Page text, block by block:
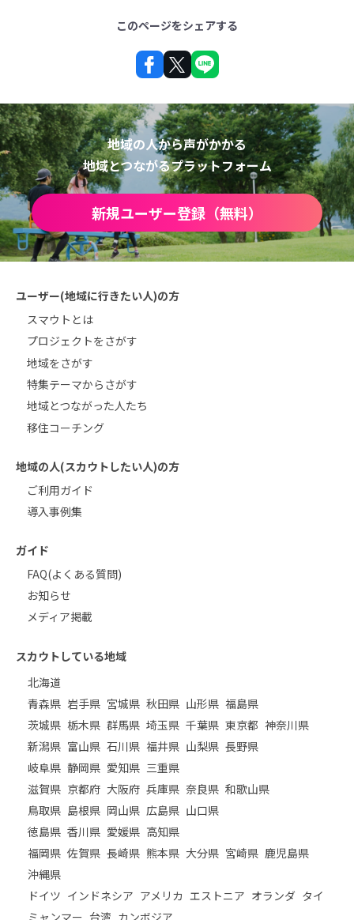
このページをシェアする
地域の人から声がかかる
地域とつながるプラットフォーム
新規ユーザー登録（無料）
ユーザー(地域に行きたい人)の方
スマウトとは
プロジェクトをさがす
地域をさがす
特集テーマからさがす
地域とつながった人たち
移住コーチング
地域の人(スカウトしたい人)の方
ご利用ガイド
導入事例集
ガイド
FAQ(よくある質問)
お知らせ
メディア掲載
スカウトしている地域
北海道
青森県 岩手県 宮城県 秋田県 山形県 福島県
茨城県 栃木県 群馬県 埼玉県 千葉県 東京都 神奈川県
新潟県 富山県 石川県 福井県 山梨県 長野県
岐阜県 静岡県 愛知県 三重県
滋賀県 京都府 大阪府 兵庫県 奈良県 和歌山県
鳥取県 島根県 岡山県 広島県 山口県
徳島県 香川県 愛媛県 高知県
福岡県 佐賀県 長崎県 熊本県 大分県 宮崎県 鹿児島県
沖縄県
ドイツ インドネシア アメリカ エストニア オランダ タイ